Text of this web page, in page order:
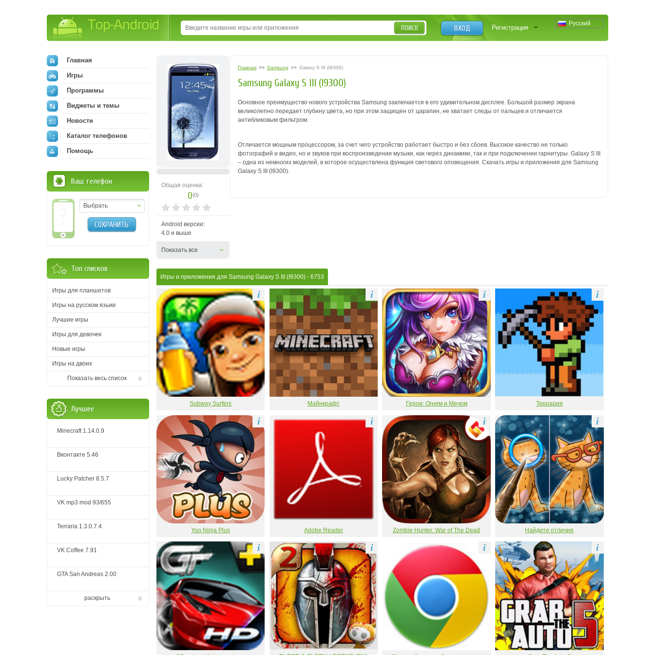
Русский
ВХОД Регистрация
ПОИСК
Общая оценка:
0(0)
Android версии:
4.0 и выше
Показать все
Главная >> Samsung >> Galaxy S III (I9300)
Samsung Galaxy S III (I9300)
Основное преимущество нового устройства Samsung заключается в его удивительном дисплее. Большой размер экрана
великолепно передает глубину цвета, но при этом защищен от царапин, не хватает следы от пальцев и отличается
антибликовым фильтром.
Отличается мощным процессором, за счет чего устройство работает быстро и без сбоев. Высокое качество не только
фотографий и видео, но и звуков при воспроизведении музыки, как через динамики, так и при подключении гарнитуры. Galaxy S III
– одна из немногих моделей, в которое осуществлена функция светового оповещения. Скачать игры и приложения для Samsung
Galaxy S III (I9300).
Игры и приложения для Samsung Galaxy S III (I9300) - 6753
Subway Surfers
i
Майнкрафт
i
Герои: Огнем и Мечом
i
Террария
i
Yoo Ninja Plus
i
Adobe Reader
i
Zombie Hunter: War of The Dead
i
Найдите отличия
i
i i i i
Главная
Игры
Программы
Виджеты и темы
Новости
Каталог телефонов
Помощь
Ваш телефон
Выбрать
СОХРАНИТЬ
Топ списков
Игры для планшетов
Игры на русском языке
Лучшие игры
Игры для девочек
Новые игры
Игры на двоих
Показать весь список
Лучшее
Minecraft 1.14.0.9
Вконтакте 5.46
Lucky Patcher 8.5.7
VK mp3 mod 93/655
Terraria 1.3.0.7.4
VK Coffee 7.91
GTA San Andreas 2.00
раскрыть